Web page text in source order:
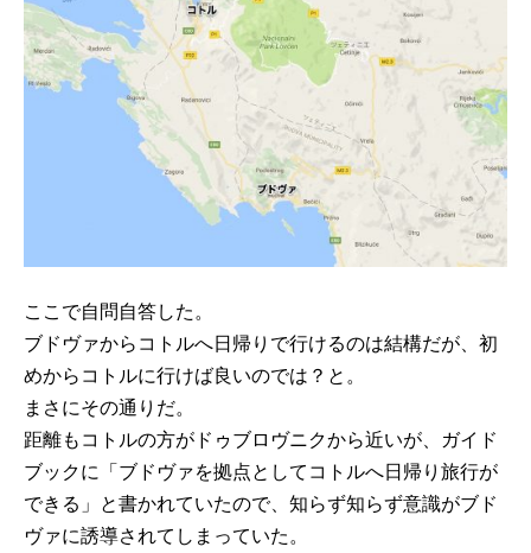
ここで自問自答した。
ブドヴァからコトルへ日帰りで行けるのは結構だが、初
めからコトルに行けば良いのでは？と。
まさにその通りだ。
距離もコトルの方がドゥブロヴニクから近いが、ガイド
ブックに「ブドヴァを拠点としてコトルへ日帰り旅行が
できる」と書かれていたので、知らず知らず意識がブド
ヴァに誘導されてしまっていた。